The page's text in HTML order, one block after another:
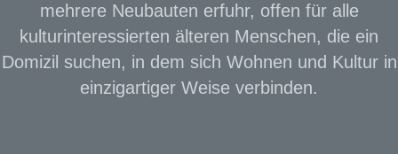
mehrere Neubauten erfuhr, offen für alle
kulturinteressierten älteren Menschen, die ein
Domizil suchen, in dem sich Wohnen und Kultur in
einzigartiger Weise verbinden.